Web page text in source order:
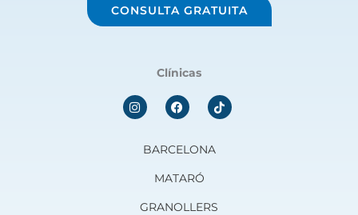
CONSULTA GRATUITA
Clínicas
I
n
F
a
b
o
k
BARCELONA
MATARÓ
GRANOLLERS